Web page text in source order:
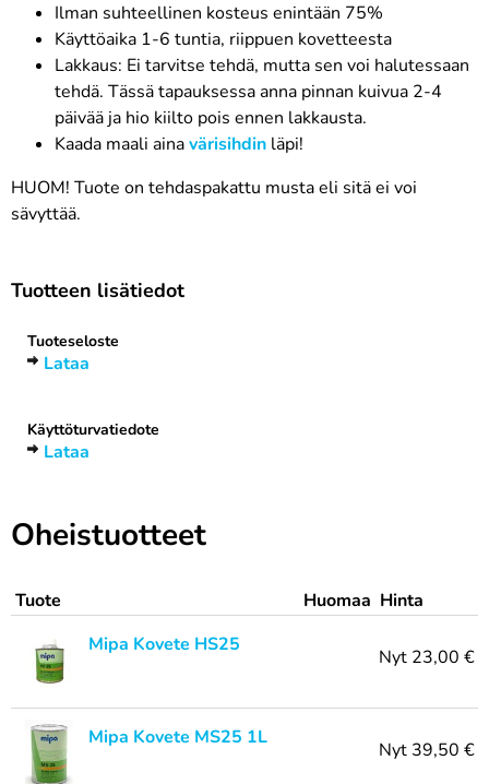
Ilman suhteellinen kosteus enintään 75%
Käyttöaika 1-6 tuntia, riippuen kovetteesta
Lakkaus: Ei tarvitse tehdä, mutta sen voi halutessaan
tehdä. Tässä tapauksessa anna pinnan kuivua 2-4
päivää ja hio kiilto pois ennen lakkausta.
Kaada maali ainavärisihdin läpi!
​HUOM! Tuote on tehdaspakattu musta eli sitä ei voi
sävyttää.
Tuotteen lisätiedot
Tuoteseloste
Lataa
Käyttöturvatiedote
Lataa
Oheistuotteet
Tuote Huomaa Hinta
Mipa Kovete HS25
Nyt 23,00 €
Mipa Kovete MS25 1L
Nyt 39,50 €